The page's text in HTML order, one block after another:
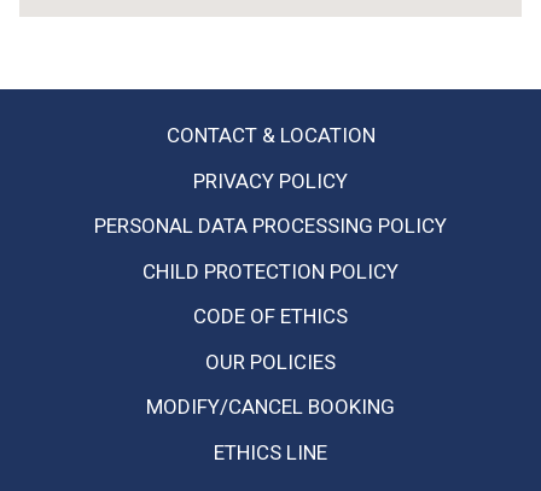
the
CONTACT & LOCATION
PRIVACY POLICYOPENS
A
NEW
PERSONAL DATA PROCESSING POLICY
CHILD PROTECTION POLICY
CODE OF ETHICS
OUR POLICIESOPENS
A
MODIFY/CANCEL BOOKING
ETHICS LINE